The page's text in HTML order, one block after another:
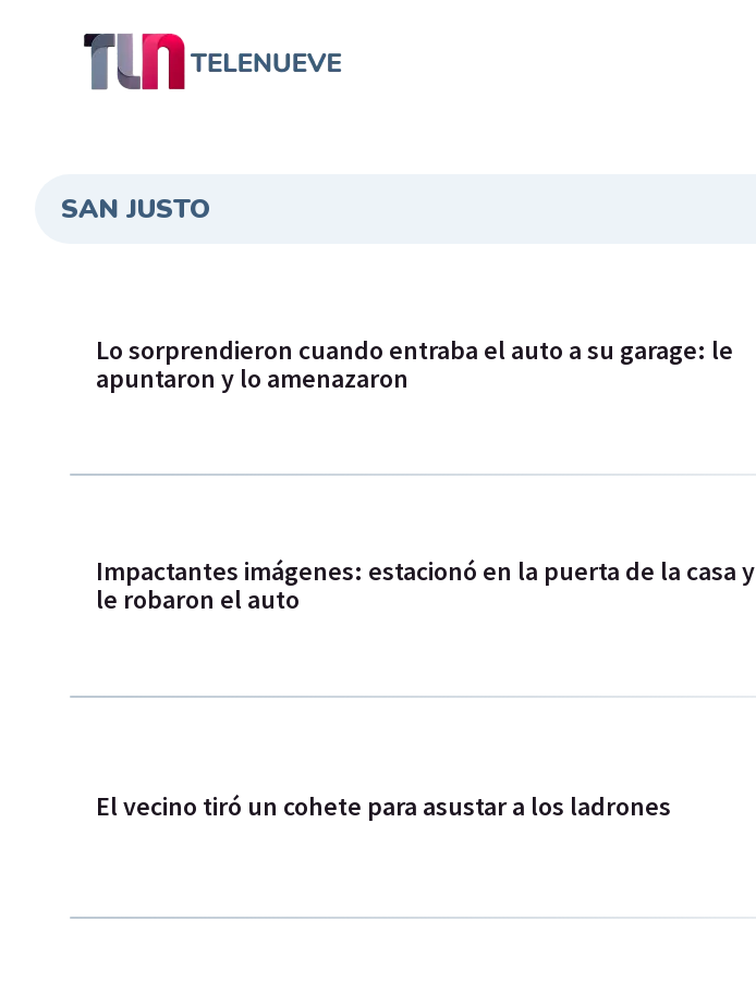
SAN JUSTO
Lo sorprendieron cuando entraba el auto a su garage: le
apuntaron y lo amenazaron
Impactantes imágenes: estacionó en la puerta de la casa y
le robaron el auto
El vecino tiró un cohete para asustar a los ladrones